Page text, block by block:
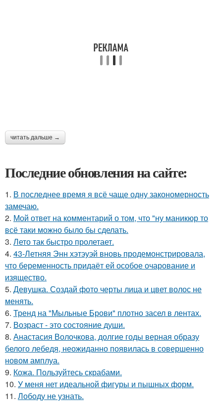
читать дальше →
Последние обновления на сайте:
1. В последнее время я всё чаще одну закономерность
замечаю.
2. Мой ответ на комментарий о том, что "ну маникюр то
всё таки можно было бы сделать.
3. Лето так быстро пролетает.
4. 43-Летняя Энн хэтэуэй вновь продемонстрировала,
что беременность придаёт ей особое очарование и
изящество.
5. Девушка. Создай фото черты лица и цвет волос не
менять.
6. Тренд на "Мыльные Брови" плотно засел в лентах.
7. Возраст - это состояние души.
8. Анастасия Волочкова, долгие годы верная образу
белого лебедя, неожиданно появилась в совершенно
новом амплуа.
9. Кожа. Пользуйтесь скрабами.
10. У меня нет идеальной фигуры и пышных форм.
11. Лободу не узнать.